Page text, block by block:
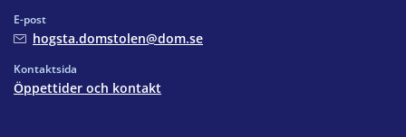
E-post
hogsta.domstolen@dom.se
Kontaktsida
Öppettider och kontakt